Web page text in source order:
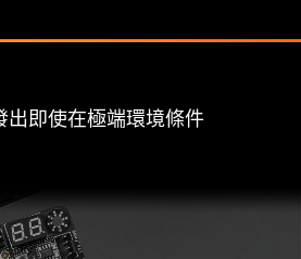
即使在極端環境條件